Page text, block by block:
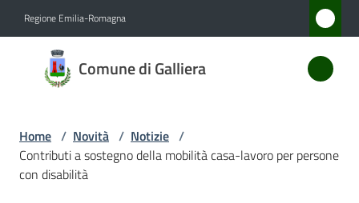
Regione Emilia-Romagna
Comune di Galliera
Comune
di
Amministrazione
Home / Novità / Notizie /
Contributi a sostegno della mobilità casa-lavoro per persone
con disabilità